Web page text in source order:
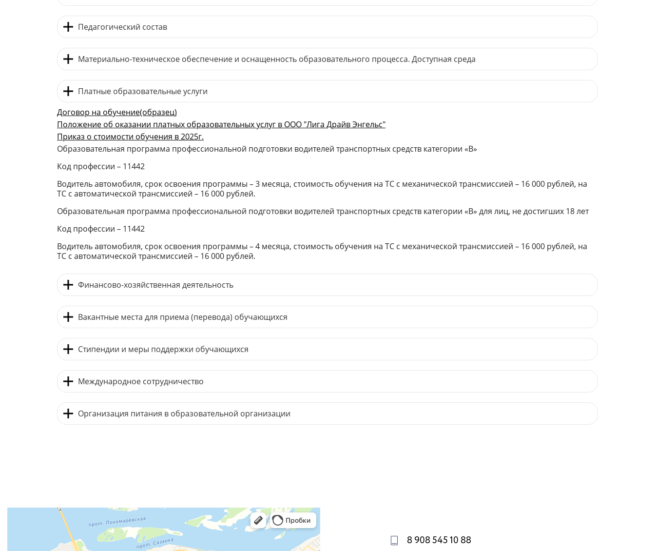
Педагогический состав
Материально-техническое обеспечение и оснащенность образовательного процесса. Доступная среда
Платные образовательные услуги
Договор на обучение(образец)
Положение об оказании платных образовательных услуг в ООО "Лига Драйв Энгельс"
Приказ о стоимости обучения в 2025г.
Образовательная программа профессиональной подготовки водителей транспортных средств категории «В»
Код профессии – 11442
Водитель автомобиля, срок освоения программы – 3 месяца, стоимость обучения на ТС с механической трансмиссией – 16 000 рублей, на
ТС с автоматической трансмиссией – 16 000 рублей.
Образовательная программа профессиональной подготовки водителей транспортных средств категории «В» для лиц, не достигших 18 лет
Код профессии – 11442
Водитель автомобиля, срок освоения программы – 4 месяца, стоимость обучения на ТС с механической трансмиссией – 16 000 рублей, на
ТС с автоматической трансмиссией – 16 000 рублей.
Финансово-хозяйственная деятельность
Вакантные места для приема (перевода) обучающихся
Стипендии и меры поддержки обучающихся
Международное сотрудничество
Организация питания в образовательной организации
8 908 545 10 88